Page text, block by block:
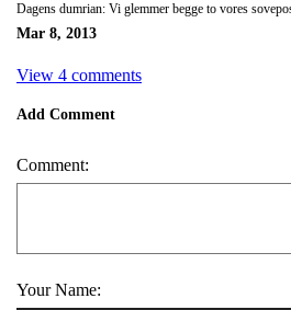
Mar 8, 2013
View 4 comments
Add Comment
Comment:
Your Name: